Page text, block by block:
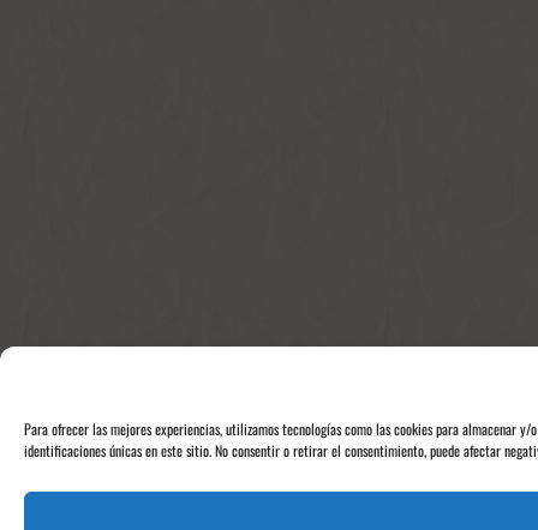
Para ofrecer las mejores experiencias, utilizamos tecnologías como las cookies para almacenar
identificaciones únicas en este sitio. No consentir o retirar el consentimiento, puede afectar